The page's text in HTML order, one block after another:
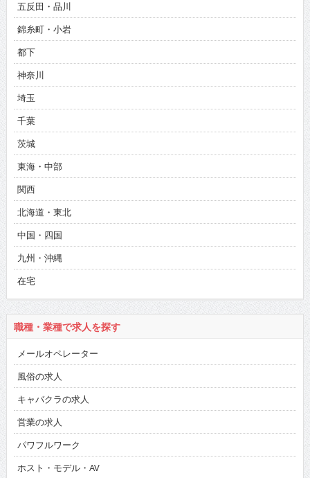
五反田・品川
錦糸町・小岩
都下
神奈川
埼玉
千葉
茨城
東海・中部
関西
北海道・東北
中国・四国
九州・沖縄
在宅
職種・業種で求人を探す
メールオペレーター
風俗の求人
キャバクラの求人
営業の求人
パワフルワーク
ホスト・モデル・AV